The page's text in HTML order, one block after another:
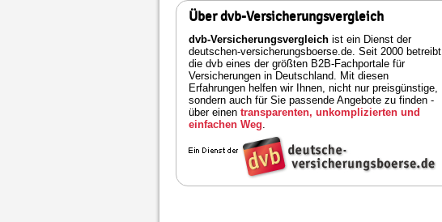
Über dvb-Versicherungsvergleich
dvb-Versicherungsvergleich ist ein Dienst der
deutschen-versicherungsboerse.de. Seit 2000 betreibt
die dvb eines der größten B2B-Fachportale für
Versicherungen in Deutschland. Mit diesen
Erfahrungen helfen wir Ihnen, nicht nur preisgünstige,
sondern auch für Sie passende Angebote zu finden -
über einen transparenten, unkomplizierten und
einfachen Weg.